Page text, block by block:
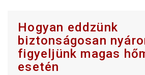
Hogyan eddzünk
biztonságosan
figyeljünk magas
esetén